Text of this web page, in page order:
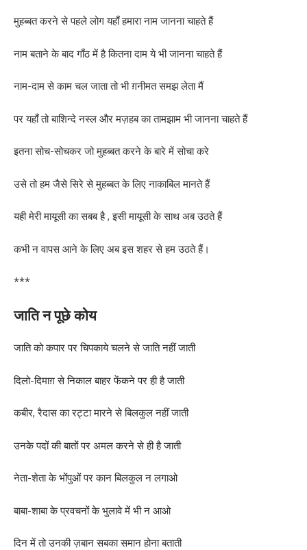
मुहब्बत करने से पहले लोग यहाँ हमारा नाम जानना चाहते हैं
नाम बताने के बाद गाँठ में है कितना दाम ये भी जानना चाहते हैं
नाम-दाम से काम चल जाता तो भी ग़नीमत समझ लेता मैं
पर यहाँ तो बाशिन्दे नस्ल और मज़हब का तामझाम भी जानना चाहते हैं
इतना सोच-सोचकर जो मुहब्बत करने के बारे में सोचा करे
उसे तो हम जैसे सिरे से मुहब्बत के लिए नाकाबिल मानते हैं
यही मेरी मायूसी का सबब है , इसी मायूसी के साथ अब उठते हैं
कभी न वापस आने के लिए अब इस शहर से हम उठते हैं।
***
जाति न पूछे कोय
जाति को कपार पर चिपकाये चलने से जाति नहीं जाती
दिलो-दिमाग़ से निकाल बाहर फेंकने पर ही है जाती
कबीर, रैदास का रट्टा मारने से बिलकुल नहीं जाती
उनके पदों की बातों पर अमल करने से ही है जाती
नेता-शेता के भोंपुओं पर कान बिलकुल न लगाओ
बाबा-शाबा के प्रवचनों के भुलावे में भी न आओ
दिन में तो उनकी ज़बान सबका समान होना बताती